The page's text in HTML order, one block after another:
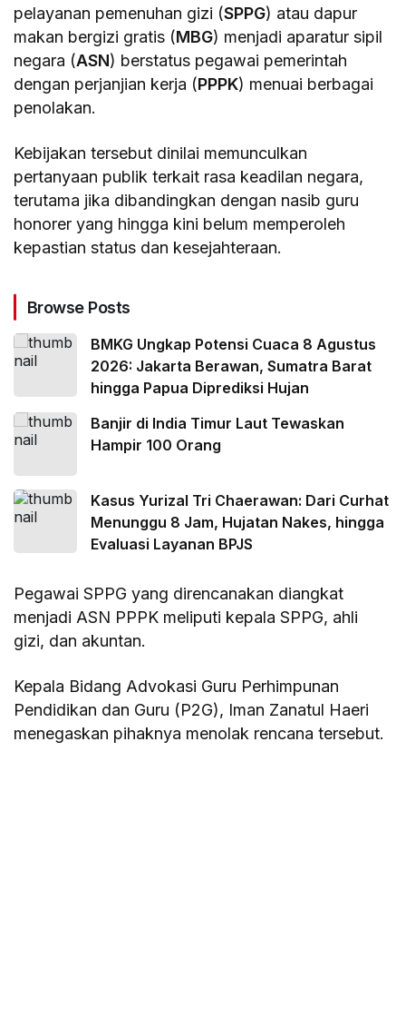
pelayanan pemenuhan gizi (SPPG) atau dapur
makan bergizi gratis (MBG) menjadi aparatur sipil
negara (ASN) berstatus pegawai pemerintah
dengan perjanjian kerja (PPPK) menuai berbagai
penolakan.
Kebijakan tersebut dinilai memunculkan
pertanyaan publik terkait rasa keadilan negara,
terutama jika dibandingkan dengan nasib guru
honorer yang hingga kini belum memperoleh
kepastian status dan kesejahteraan.
Browse Posts
BMKG Ungkap Potensi Cuaca 8 Agustus
2026: Jakarta Berawan, Sumatra Barat
hingga Papua Diprediksi Hujan
Banjir di India Timur Laut Tewaskan
Hampir 100 Orang
Kasus Yurizal Tri Chaerawan: Dari Curhat
Menunggu 8 Jam, Hujatan Nakes, hingga
Evaluasi Layanan BPJS
Pegawai SPPG yang direncanakan diangkat
menjadi ASN PPPK meliputi kepala SPPG, ahli
gizi, dan akuntan.
Kepala Bidang Advokasi Guru Perhimpunan
Pendidikan dan Guru (P2G), Iman Zanatul Haeri
menegaskan pihaknya menolak rencana tersebut.